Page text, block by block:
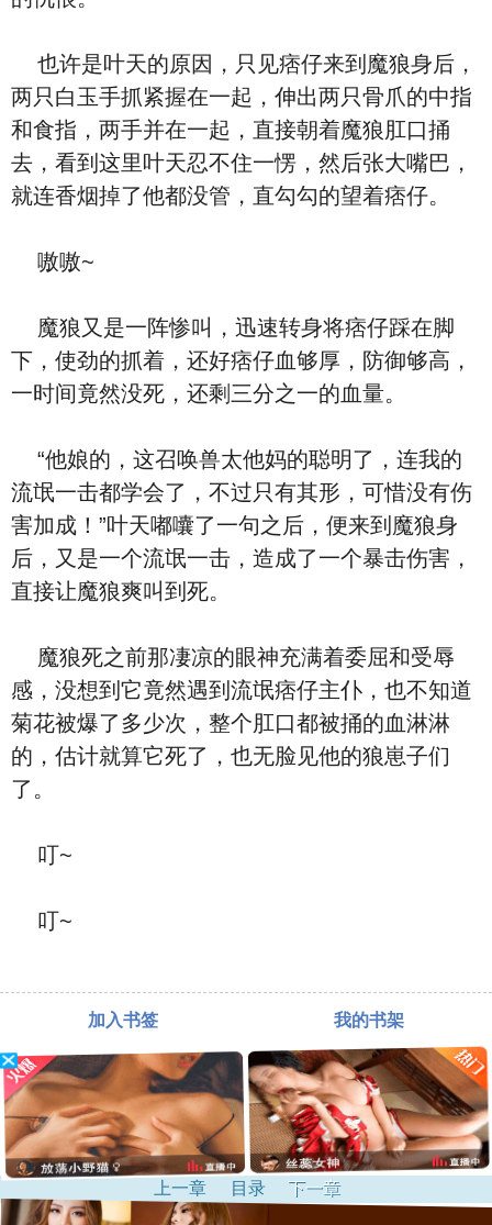
也许是叶天的原因，只见痞仔来到魔狼身后，
两只白玉手抓紧握在一起，伸出两只骨爪的中指
和食指，两手并在一起，直接朝着魔狼肛口捅
去，看到这里叶天忍不住一愣，然后张大嘴巴，
就连香烟掉了他都没管，直勾勾的望着痞仔。
嗷嗷~
魔狼又是一阵惨叫，迅速转身将痞仔踩在脚
下，使劲的抓着，还好痞仔血够厚，防御够高，
一时间竟然没死，还剩三分之一的血量。
“他娘的，这召唤兽太他妈的聪明了，连我的
流氓一击都学会了，不过只有其形，可惜没有伤
害加成！”叶天嘟囔了一句之后，便来到魔狼身
后，又是一个流氓一击，造成了一个暴击伤害，
直接让魔狼爽叫到死。
魔狼死之前那凄凉的眼神充满着委屈和受辱
感，没想到它竟然遇到流氓痞仔主仆，也不知道
菊花被爆了多少次，整个肛口都被捅的血淋淋
的，估计就算它死了，也无脸见他的狼崽子们
了。
叮~
叮~
加入书签 我的书架
上一章 目录 下一章